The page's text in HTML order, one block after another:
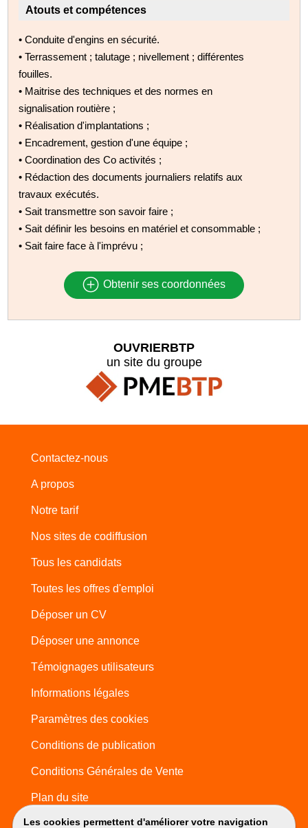
Atouts et compétences
• Conduite d'engins en sécurité.
• Terrassement ; talutage ; nivellement ; différentes
fouilles.
• Maitrise des techniques et des normes en
signalisation routière ;
• Réalisation d'implantations ;
• Encadrement, gestion d'une équipe ;
• Coordination des Co activités ;
• Rédaction des documents journaliers relatifs aux
travaux exécutés.
• Sait transmettre son savoir faire ;
• Sait définir les besoins en matériel et consommable ;
• Sait faire face à l'imprévu ;
Obtenir ses coordonnées
Les cookies permettent d'améliorer votre navigation
OUVRIERBTP
un site du groupe
Contactez-nous
A propos
Notre tarif
Nos sites de codiffusion
Tous les candidats
Toutes les offres d'emploi
Déposer un CV
Déposer une annonce
Témoignages utilisateurs
Informations légales
Paramètres des cookies
Conditions de publication
Conditions Générales de Vente
Plan du site